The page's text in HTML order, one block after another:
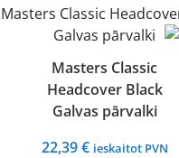
Masters Classic
Headcover Black
Galvas pārvalki
22,39€ ieskaitot PVN